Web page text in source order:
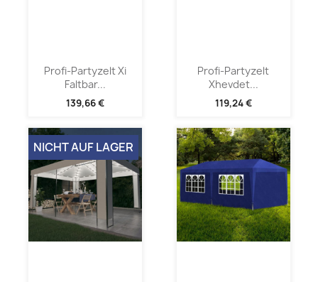
Profi-Partyzelt Xi
Faltbar...
139,66 €
Profi-Partyzelt
Xhevdet...
119,24 €
NICHT AUF LAGER